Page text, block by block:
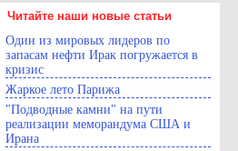
Читайте наши новые статьи
Один из мировых лидеров по
запасам нефти Ирак погружается в
кризис
Жаркое лето Парижа
"Подводные камни" на пути
реализации меморандума США и
Ирана